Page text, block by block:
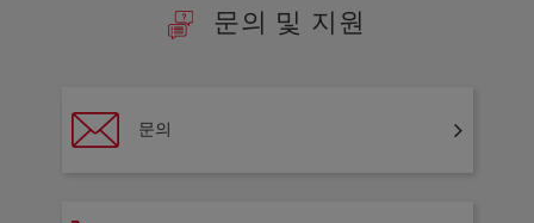
문의 및 지원
문의